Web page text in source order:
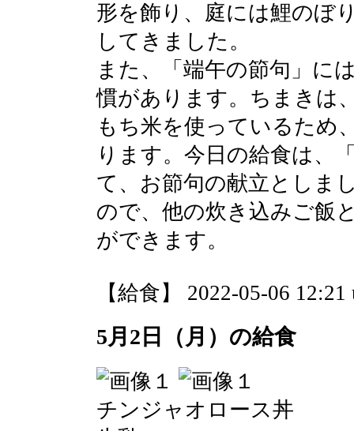
形を飾り、庭には鯉のぼ
してきました。
また、「端午の節句」に
慣があります。ちまきは
もち米を使っているため
ります。今日の給食は、
て、お節句の献立としま
ので、他の炊き込みご飯
ができます。
【給食】 2022-05-06 12:21
5月2日（月）の給食
チンジャオロース丼